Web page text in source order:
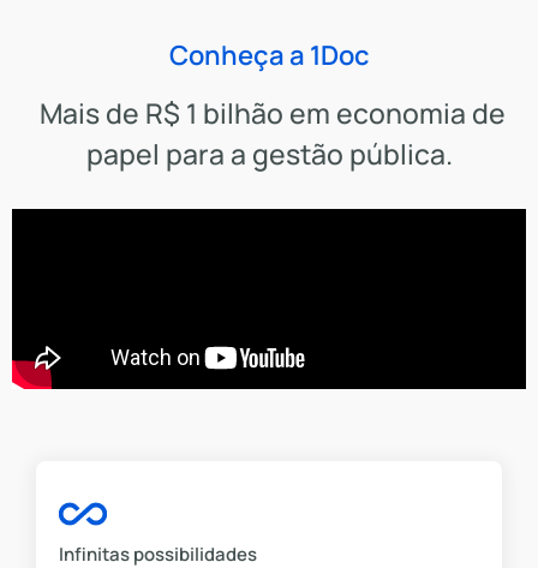
Conheça a 1Doc
Mais de R$ 1 bilhão em economia de
papel para a gestão pública.
Infinitas possibilidades